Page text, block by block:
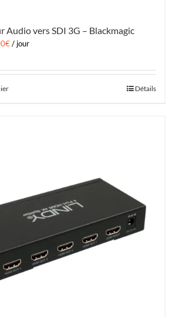
Audio vers SDI 3G – Blackmagic
€/ jour
Détails